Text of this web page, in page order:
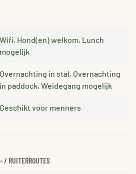
Wifi, Hond(en) welkom, Lunch
mogelijk
Overnachting in stal, Overnachting
in paddock, Weidegang mogelijk
Geschikt voor menners
/ RUITERROUTES